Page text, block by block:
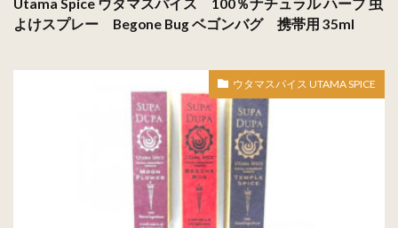
よけスプレー Begone Bug ベゴンバグ 携帯用 35ml
ウタマスパイス UTAMA SPICE